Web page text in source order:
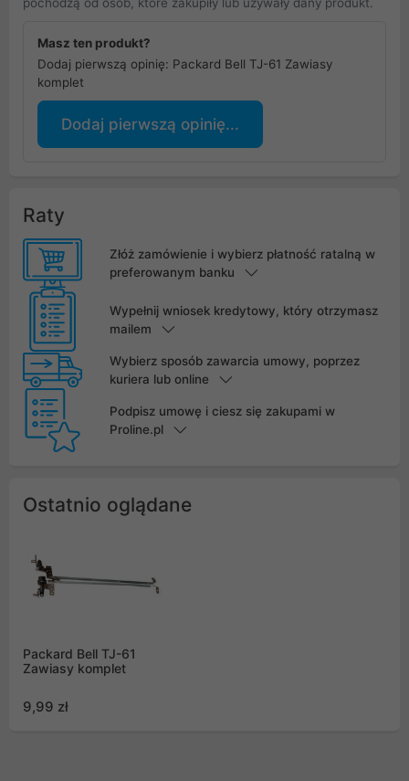
Masz ten produkt?
Dodaj pierwszą opinię: Packard Bell TJ-61 Zawiasy
komplet
Dodaj pierwszą opinię...
Raty
Złóż zamówienie i wybierz płatność ratalną w
preferowanym banku
Wypełnij wniosek kredytowy, który otrzymasz
mailem
Wybierz sposób zawarcia umowy, poprzez
kuriera lub online
Podpisz umowę i ciesz się zakupami w
Proline.pl
Ostatnio oglądane
Packard Bell TJ-61
Zawiasy komplet
9,99 zł